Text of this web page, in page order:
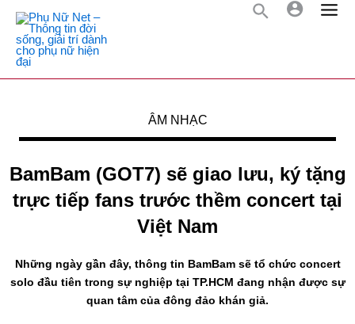
ÂM NHẠC
BamBam (GOT7) sẽ giao lưu, ký tặng
trực tiếp fans trước thềm concert tại
Việt Nam
Những ngày gần đây, thông tin BamBam sẽ tổ chức concert
solo đầu tiên trong sự nghiệp tại TP.HCM đang nhận được sự
quan tâm của đông đảo khán giả.